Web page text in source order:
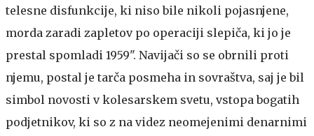
telesne disfunkcije, ki niso bile nikoli pojasnjene,
morda zaradi zapletov po operaciji slepiča, ki jo je
prestal spomladi 1959". Navijači so se obrnili proti
njemu, postal je tarča posmeha in sovraštva, saj je bil
simbol novosti v kolesarskem svetu, vstopa bogatih
podjetnikov, ki so z na videz neomejenimi denarnimi